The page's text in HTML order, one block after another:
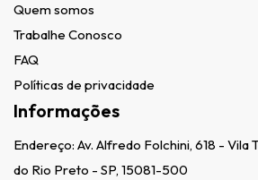
Quem somos
Trabalhe Conosco
FAQ
Políticas de privacidade
Informações
Endereço: Av. Alfredo Folchini, 618 - Vila
do Rio Preto - SP, 15081-500